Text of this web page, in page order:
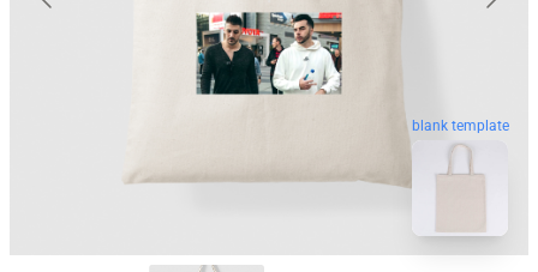
blank template